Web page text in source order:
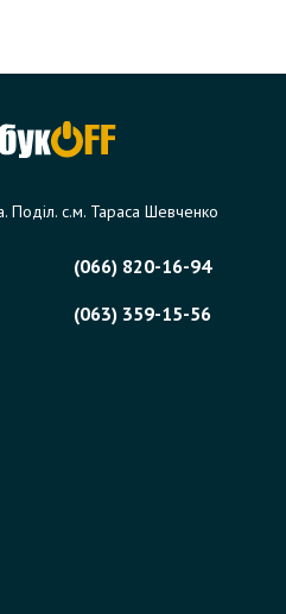
Поділ. с.м. Тараса Шевченко
(066) 820-16-94
(063) 359-15-56